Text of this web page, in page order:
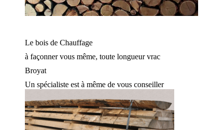
Le bois de Chauffage
à façonner vous même, toute longueur vrac
Broyat
Un spécialiste est à même de vous conseiller